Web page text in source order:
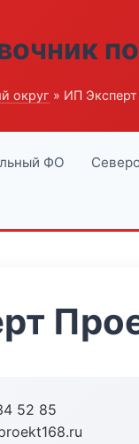
округ » ИП
ФО
52 85